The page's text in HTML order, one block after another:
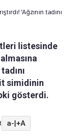
‘Ağzının tadını
listesinde
simidinin
gösterdi.
a-|+A